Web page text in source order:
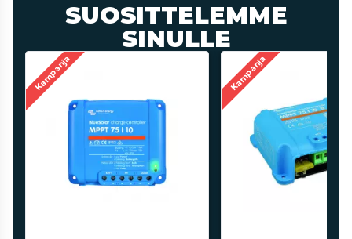
SUOSITTELEMME
SINULLE
Kampanja Kampanja